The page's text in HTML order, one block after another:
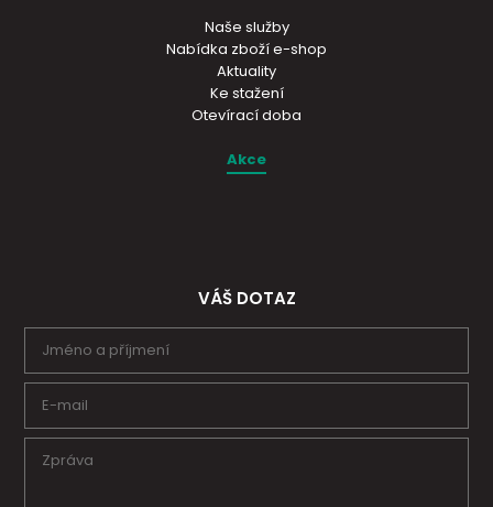
Naše služby
Nabídka zboží e-shop
Aktuality
Ke stažení
Otevírací doba
Akce
VÁŠ DOTAZ